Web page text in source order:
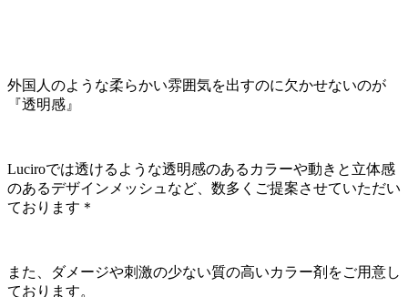
外国人のような柔らかい雰囲気を出すのに欠かせないのが
『透明感』
Luciroでは透けるような透明感のあるカラーや動きと立体感
のあるデザインメッシュなど、数多くご提案させていただい
ております＊
また、ダメージや刺激の少ない質の高いカラー剤をご用意し
ております。